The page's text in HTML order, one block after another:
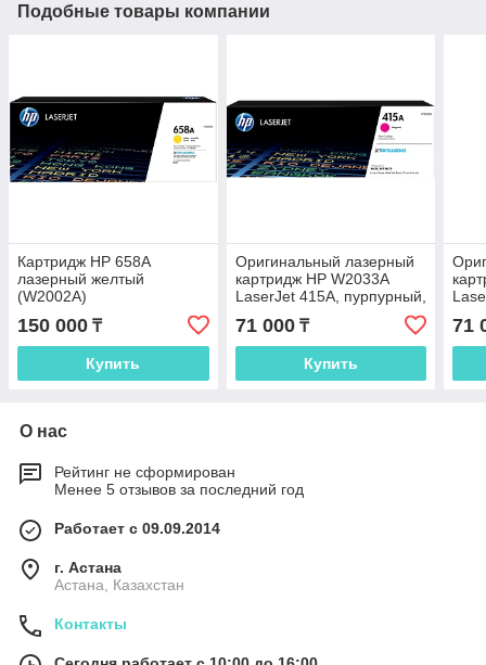
Подобные товары компании
Картридж HP 658A
лазерный желтый
(W2002A)
150 000 ₸
Купить
Оригинальный лазерный
картридж HP W2033A
LaserJet 415A, пурпурный,
2100 стр.
71 000₸
Купить
71
О нас
Рейтинг не сформирован
Менее 5 отзывов за последний год
Работает с 09.09.2014
г. Астана
Астана, Казахстан
Контакты